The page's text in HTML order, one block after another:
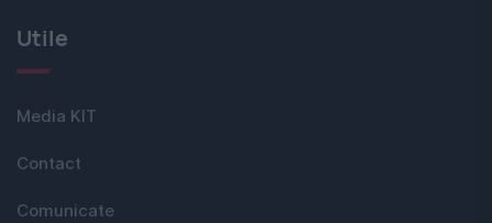
Utile
Media KIT
Contact
Comunicate